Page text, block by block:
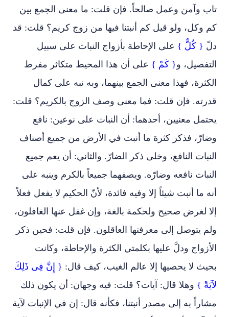
تاب وآمن وعمل صالحاً. فإن قلت: ما معنى الجمع بين
كم وكل، ولو قيل كم أنبتنا فيها من زوج كريم؟ قلت: قد
دلّ{ كُلٌّ } على الإحاطة بأزواج النبات على سبيل
التفصيل، و { كَمْ } على أن هذا المحيط متكاثر مفرط
الكثرة، فهذا معنى الجمع بينهما، وبه نبه على كمال
قدرته. فإن قلت: فما معنى وصف الزوج بالكريم؟ قلت:
يحتمل معنيين، أحدهما: أن النبات على نوعين: نافع
وضارّ، فذكر كثرة ما أنبت في الأرض من جميع أصناف
النبات النافع، وخلى ذكر الضارّ. والثاني: أن يعم جميع
النبات نافعه وضارّه. ويصفهما جميعاً بالكرم وينبه على
أنه ما أنبت شيئاً إلا وفيه فائدة، لأنّ الحكيم لا يفعل فعلاً
إلا لغرض صحيح ولحكمة بالغة، وإن غفل عنها الغافلون،
ولم يتوصل إلى معرفتها العاقلون. فإن قلت: فحين ذكر
الأزواج ودلَّ عليها بكلمتي الكثرة والإحاطة، وكانت
بحيث لا يحصيها إلا عالم الغيب، كيف قال:{ إِنَّ فِى ذَلِكَ
لآيَةً } وهلا قال: آيات؟ قلت: فيه وجهان: أن يكون ذلك
مشاراً به إلى مصدر أنبتنا، فكأنه قال: إن في الإنبات لآية